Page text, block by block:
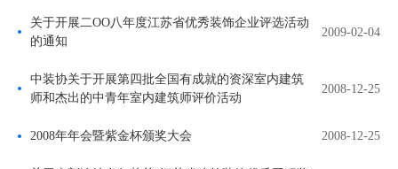
关于开展二OO八年度江苏省优秀装饰企业评选活动
的通知
2009-02-04
中装协关于开展第四批全国有成就的资深室内建筑
师和杰出的中青年室内建筑师评价活动
2008-12-25
2008年年会暨紫金杯颁奖大会 2008-12-25